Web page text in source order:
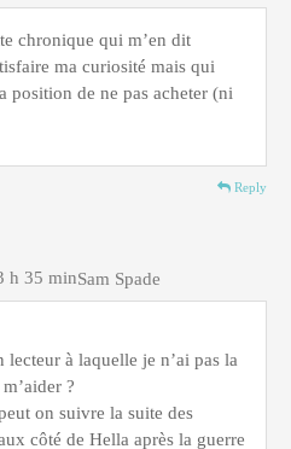
chronique qui m’en dit
ma curiosité mais qui
position de ne pas acheter (ni
Reply
Sam Spade
h 35 min
lecteur à laquelle je n’ai pas la
?
on suivre la suite des
côté de Hella après la guerre